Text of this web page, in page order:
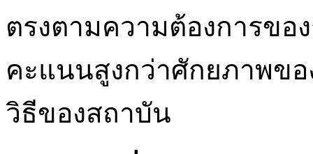
ตรงตามความต้องการขอ
คะแนนสูงกว่าศักยภาพข
วิธีของสถาบัน